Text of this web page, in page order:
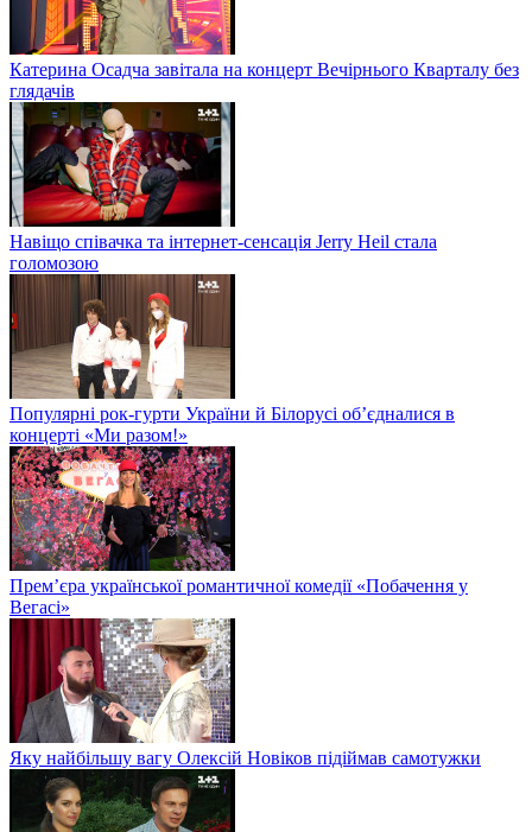
Катерина Осадча завітала на концерт Вечірнього Кварталу без
глядачів
Навіщо співачка та інтернет-сенсація Jerry Heil стала
голомозою
Популярні рок-гурти України й Білорусі об’єдналися в
концерті «Ми разом!»
Прем’єра української романтичної комедії «Побачення у
Вегасі»
Яку найбільшу вагу Олексій Новіков підіймав самотужки